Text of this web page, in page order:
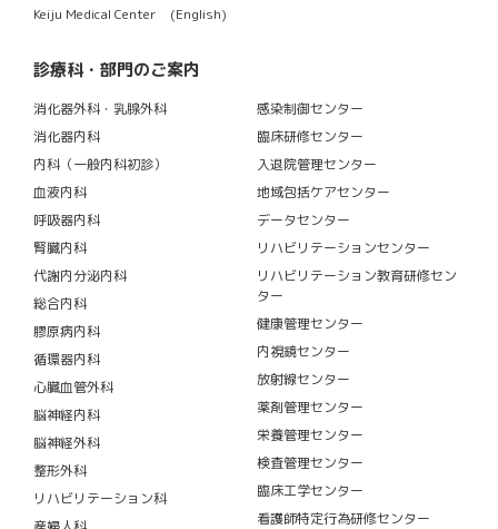
Keiju Medical Center (English)
診療科・部門のご案内
消化器外科・乳腺外科
消化器内科
内科（一般内科初診）
血液内科
呼吸器内科
腎臓内科
代謝内分泌内科
総合内科
膠原病内科
循環器内科
心臓血管外科
脳神経内科
脳神経外科
整形外科
リハビリテーション科
感染制御センター
臨床研修センター
入退院管理センター
地域包括ケアセンター
データセンター
リハビリテーションセンター
リハビリテーション教育研修セン
ター
健康管理センター
内視鏡センター
放射線センター
薬剤管理センター
栄養管理センター
検査管理センター
臨床工学センター
看護師特定行為研修センター